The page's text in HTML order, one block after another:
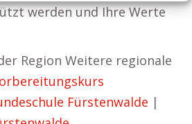
werden und Ihre Werte
Region Weitere regionale
Fürstenwalde |